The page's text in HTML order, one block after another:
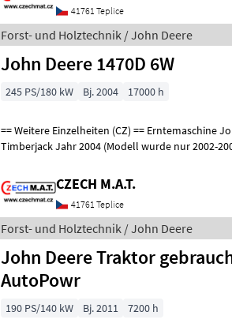
41761 Teplice
Forst- und Holztechnik / John Deere
John Deere 1470D 6W
245 PS/180 kW Bj. 2004 17000 h
== Weitere Einzelheiten (CZ) == Erntemaschine JohnDeere 1470 D
Timberjack Jahr 2004 (Modell wurde nur 2002-2006 produziert) 17 000
CZECH M.A.T.
41761 Teplice
Forst- und Holztechnik / John Deere
John Deere Traktor
AutoPowr
190 PS/140 kW Bj. 2011
7200 h